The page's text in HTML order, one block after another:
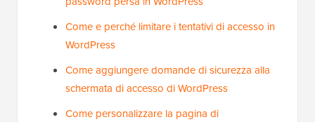
Come e perché limitare i tentativi di accesso in
WordPress
Come aggiungere domande di sicurezza alla
schermata di accesso di WordPress
Come personalizzare la pagina di